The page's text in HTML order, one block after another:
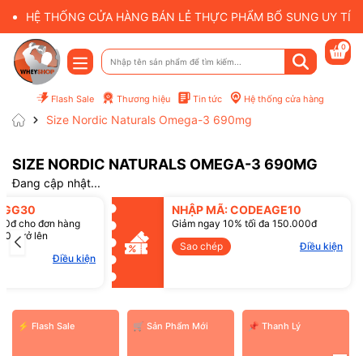
HỆ THỐNG CỬA HÀNG BÁN LẺ THỰC PHẨM BỔ SUNG UY
Flash Sale Thương hiệu Tin tức Hệ thống cửa hàng
0
Size Nordic Naturals Omega-3 690mg
SIZE NORDIC NATURALS OMEGA-3 690MG
Đang cập nhật...
cho đơn hàng
trở lên
Điều kiện
NHẬP MÃ: CODEAGE10
Giảm ngay 10% tối đa 150.000đ
Sao chép
Điều kiện
Mã giảm giá:
Điều kiện:
⚡ Flash Sale ️🛒 Sản Phẩm Mới 📌 Thanh Lý